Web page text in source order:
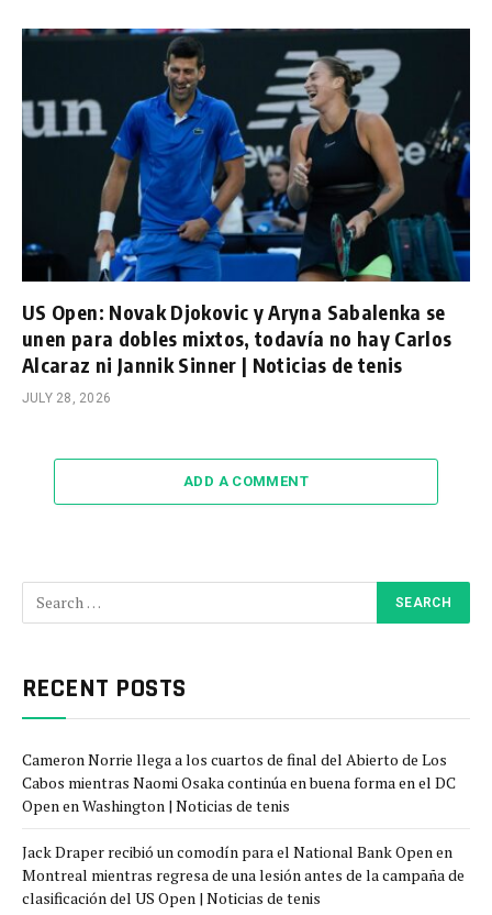
US Open: Novak Djokovic y Aryna Sabalenka se
unen para dobles mixtos, todavía no hay Carlos
Alcaraz ni Jannik Sinner | Noticias de tenis
JULY 28, 2026
ADD A COMMENT
RECENT POSTS
Cameron Norrie llega a los cuartos de final del Abierto de Los
Cabos mientras Naomi Osaka continúa en buena forma en el DC
Open en Washington | Noticias de tenis
Jack Draper recibió un comodín para el National Bank Open en
Montreal mientras regresa de una lesión antes de la campaña de
clasificación del US Open | Noticias de tenis